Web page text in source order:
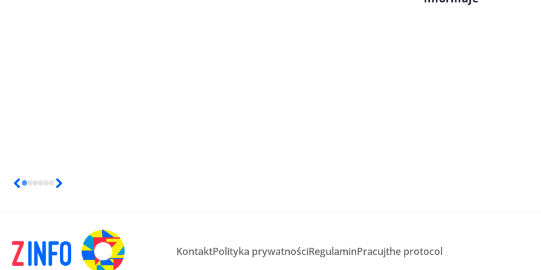
KontaktPolityka prywatnościRegulaminPracujthe protocol